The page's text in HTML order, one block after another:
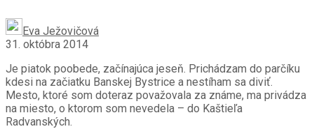
Eva Ježovičová
31. októbra 2014
Je piatok poobede, začínajúca jeseň. Prichádzam do parčíku
kdesi na začiatku Banskej Bystrice a nestíham sa diviť.
Mesto, ktoré som doteraz považovala za známe, ma privádza
na miesto, o ktorom som nevedela – do Kaštieľa
Radvanských.